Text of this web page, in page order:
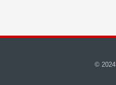
© 2024